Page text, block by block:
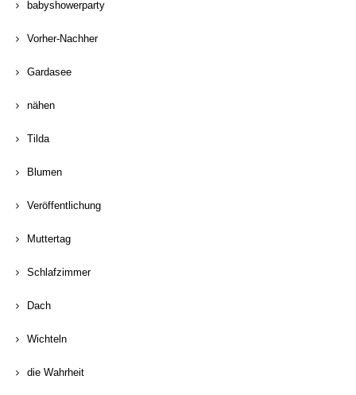
babyshowerparty
Vorher-Nachher
Gardasee
nähen
Tilda
Blumen
Veröffentlichung
Muttertag
Schlafzimmer
Dach
Wichteln
die Wahrheit